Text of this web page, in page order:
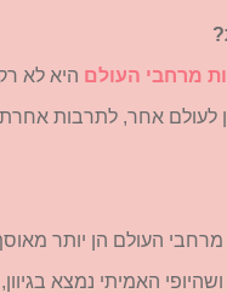
מרחבי העולם היא לא
לעולם אחר, לתרבות
העולם הן יותר מאוסף
האמיתי נמצא